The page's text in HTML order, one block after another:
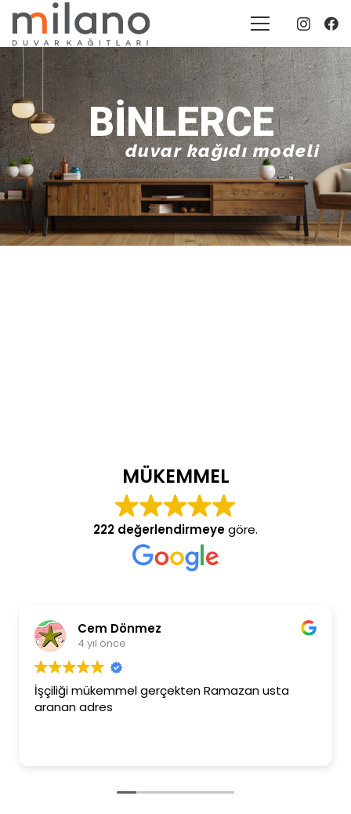
BINLERCE
duvar kağıdı modeli
MÜKEMMEL
222 değerlendirmeyegöre.
Cem Dönmez
4 yıl önce
İşçiliği mükemmel gerçekten Ramazan usta
aranan adres